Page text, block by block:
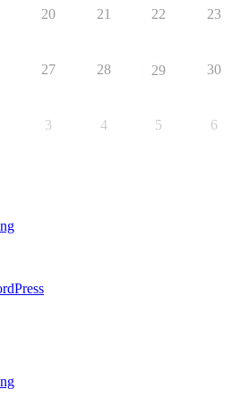
20 21 22 23
27 28 29 30
3 4 5 6